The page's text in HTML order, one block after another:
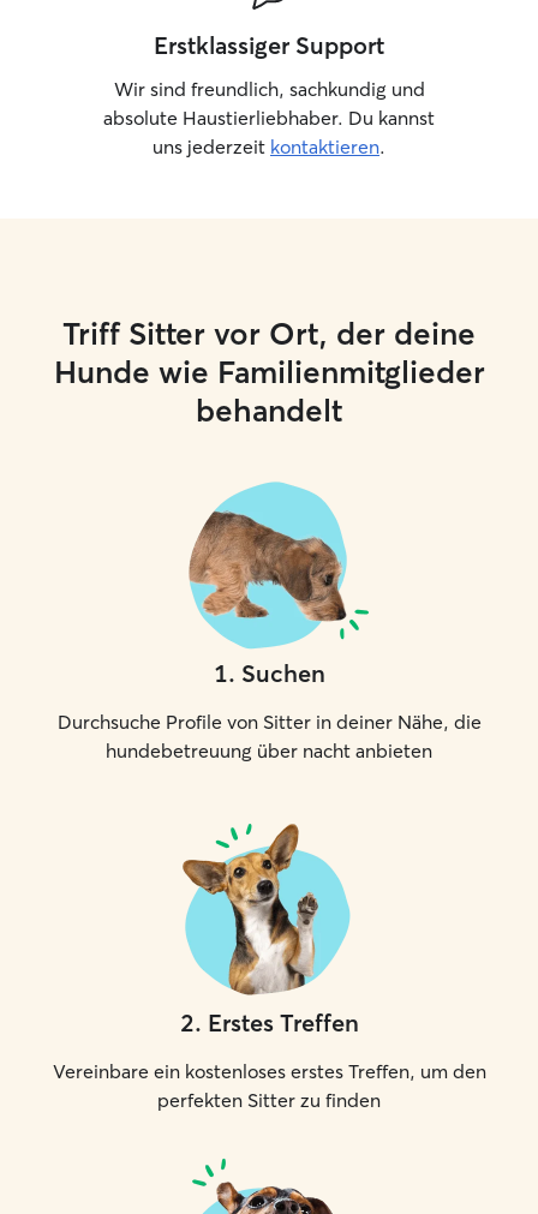
Erstklassiger Support
Wir sind freundlich, sachkundig und
absolute Haustierliebhaber. Du kannst
uns jederzeit kontaktieren.
Triff Sitter vor Ort, der deine
Hunde wie Familienmitglieder
behandelt
1. Suchen
Durchsuche Profile von Sitter in deiner Nähe, die
hundebetreuung über nacht anbieten
2. Erstes Treffen
Vereinbare ein kostenloses erstes Treffen, um den
perfekten Sitter zu finden